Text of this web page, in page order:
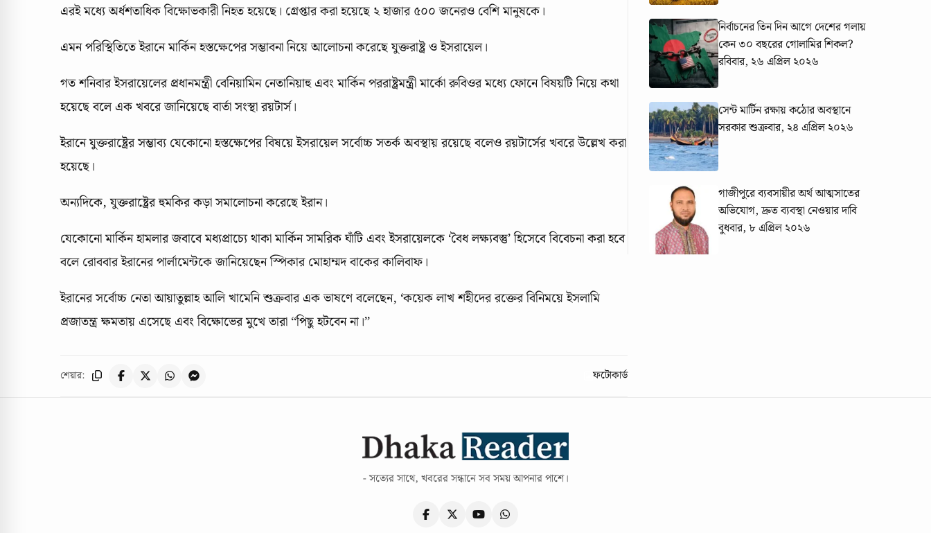
এরই মধ্যে অর্ধশতাধিক বিক্ষোভকারী নিহত হয়েছে। গ্রেপ্তার করা হয়েছে ২ হাজার ৫০০ জনেরও বেশি মানুষকে।
এমন পরিস্থিতিতে ইরানে মার্কিন হস্তক্ষেপের সম্ভাবনা নিয়ে আলোচনা করেছে যুক্তরাষ্ট্র ও ইসরায়েল।
গত শনিবার ইসরায়েলের প্রধানমন্ত্রী বেনিয়ামিন নেতানিয়াহু এবং মার্কিন পররাষ্ট্রমন্ত্রী মার্কো রুবিওর মধ্যে ফোনে বিষয়টি নিয়ে কথা
হয়েছে বলে এক খবরে জানিয়েছে বার্তা সংস্থা রয়টার্স।
ইরানে যুক্তরাষ্ট্রের সম্ভাব্য যেকোনো হস্তক্ষেপের বিষয়ে ইসরায়েল সর্বোচ্চ সতর্ক অবস্থায় রয়েছে বলেও রয়টার্সের খবরে উল্লেখ করা
হয়েছে।
অন্যদিকে, যুক্তরাষ্ট্রের হুমকির কড়া সমালোচনা করেছে ইরান।
যেকোনো মার্কিন হামলার জবাবে মধ্যপ্রাচ্যে থাকা মার্কিন সামরিক ঘাঁটি এবং ইসরায়েলকে ‘বৈধ লক্ষ্যবস্তু’ হিসেবে বিবেচনা করা হবে
বলে রোববার ইরানের পার্লামেন্টকে জানিয়েছেন স্পিকার মোহাম্মদ বাকের কালিবাফ।
ইরানের সর্বোচ্চ নেতা আয়াতুল্লাহ আলি খামেনি শুক্রবার এক ভাষণে বলেছেন, ‘কয়েক লাখ শহীদের রক্তের বিনিময়ে ইসলামি
প্রজাতন্ত্র ক্ষমতায় এসেছে এবং বিক্ষোভের মুখে তারা ‘‘পিছু হটবেন না।’’
শেয়ার: ফটোকার্ড
নির্বাচনের তিন দিন আগে দেশের গলায়
কেন ৩০ বছরের গোলামির শিকল?
রবিবার, ২৬ এপ্রিল ২০২৬
সেন্ট মার্টিন রক্ষায় কঠোর অবস্থানে
সরকারশুক্রবার, ২৪ এপ্রিল ২০২৬
গাজীপুরে ব্যবসায়ীর অর্থ আত্মসাতের
অভিযোগ, দ্রুত ব্যবস্থা নেওয়ার দাবি
বুধবার, ৮ এপ্রিল ২০২৬
- সত্যের সাথে, খবরের সন্ধানে সব সময় আপনার পাশে।